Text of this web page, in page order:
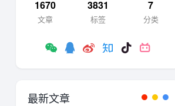
1670
文章
3831
标签
7
分类
最新文章